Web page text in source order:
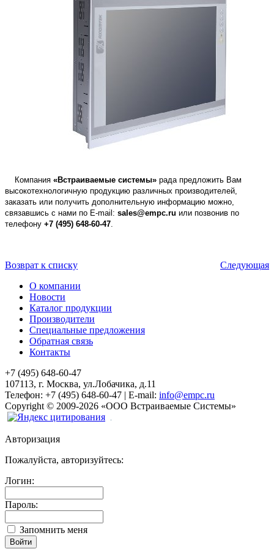
Компания «Встраиваемые системы» рада предложить Вам
высокотехнологичную продукцию различных производителей,
заказать или получить дополнительную информацию можно,
связавшись с нами по E-mail: sales@empc.ru или позвонив по
телефону +7 (495) 648-60-47
Возврат к списку
Следующая
О компании
Новости
Каталог продукции
Производители
Специальные предложения
Обратная связь
Контакты
+7 (495) 648-60-47
107113, г. Москва, ул.Лобачика, д.11
Телефон: +7 (495) 648-60-47 | E-mail: info@empc.ru
Copyright © 2009-2026 «ООО Встраиваемые Системы»
Авторизация
Пожалуйста, авторизуйтесь:
Логин:
Пароль:
Запомнить меня